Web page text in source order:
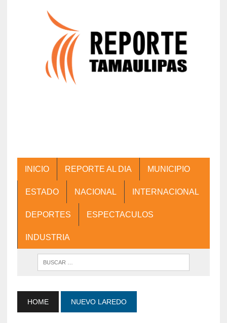
INICIO REPORTE AL DIA MUNICIPIO
ESTADO NACIONAL INTERNACIONAL
DEPORTES ESPECTACULOS
INDUSTRIA
HOME NUEVO LAREDO